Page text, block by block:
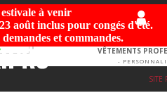
à venir
août inclus pour congés d'été.
et commandes.
VÊTEMENTS
-
SITE